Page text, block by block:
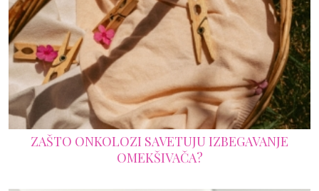
ZAŠTO ONKOLOZI SAVETUJU IZBEGAVANJE
OMEKŠIVAČA?